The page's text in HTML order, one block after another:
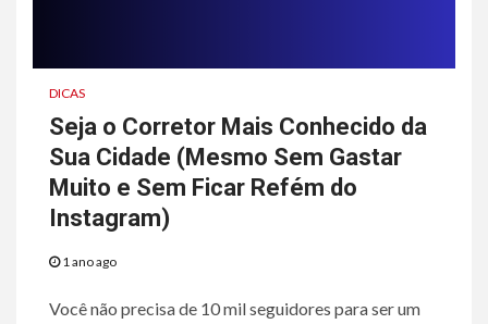
DICAS
Seja o Corretor Mais Conhecido da
Sua Cidade (Mesmo Sem Gastar
Muito e Sem Ficar Refém do
Instagram)
1 ano ago
Você não precisa de 10 mil seguidores para ser um